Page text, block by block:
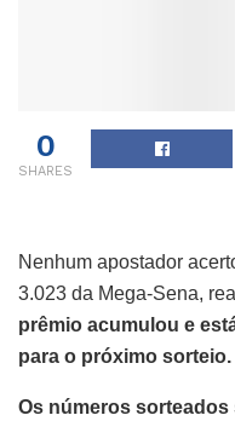
0
SHARES
Nenhum apostador
3.023 da Mega-Sena,
prêmio acumulou e
para o próximo sorteio.
Os números sorteados